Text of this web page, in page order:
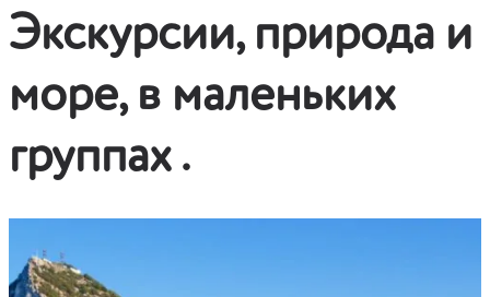
Previous
Next
Экскурсии, природа и
море, в маленьких
группах .